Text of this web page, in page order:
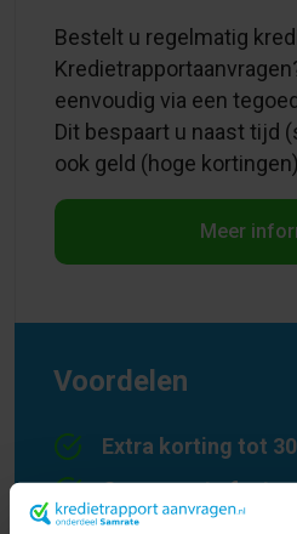
Bestelt u regelmatig
eenvoudig via een
Dit bespaart u naast tijd
ook geld (hoge
Meer
Voordelen
Extra korting tot
Geen aparte
iedere bestelling